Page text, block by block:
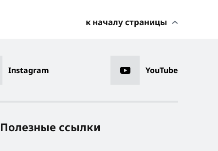
к началу страницы
Instagram YouTube
Полезные ссылки